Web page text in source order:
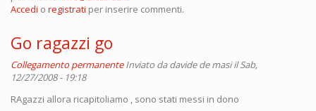
Accedi o registrati per inserire commenti.
Go ragazzi go
Collegamento permanente Inviato dadavide de masiil Sab,
12/27/2008 - 19:18
RAgazzi allora ricapitoliamo , sono stati messi in dono